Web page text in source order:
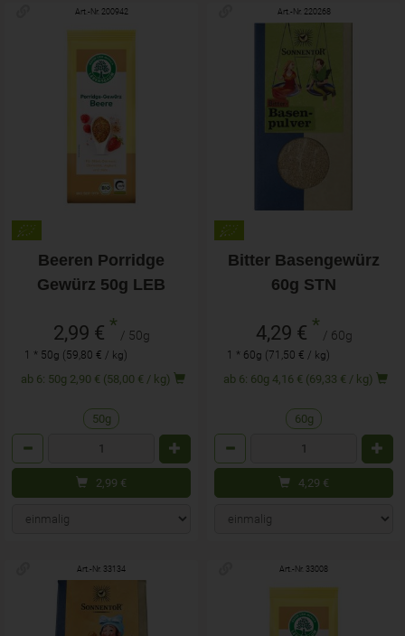
Art.-Nr. 200942
Beeren Porridge
Gewürz 50g LEB
2,99 € * / 50g
1 * 50g (59,80 € / kg)
ab 6: 50g 2,90 € (58,00 € / kg)
50g
2,99 €
Art.-Nr. 220268
Bitter Basengewürz
60g STN
4,29 € * / 60g
1 * 60g (71,50 € / kg)
ab 6: 60g 4,16 € (69,33 € / kg)
60g
4,29 €
Art.-Nr. 33134 Art.-Nr. 33008